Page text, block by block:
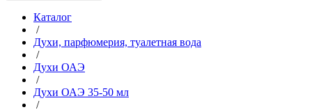
Каталог
/
Духи, парфюмерия, туалетная вода
/
Духи ОАЭ
/
Духи ОАЭ 35-50 мл
/